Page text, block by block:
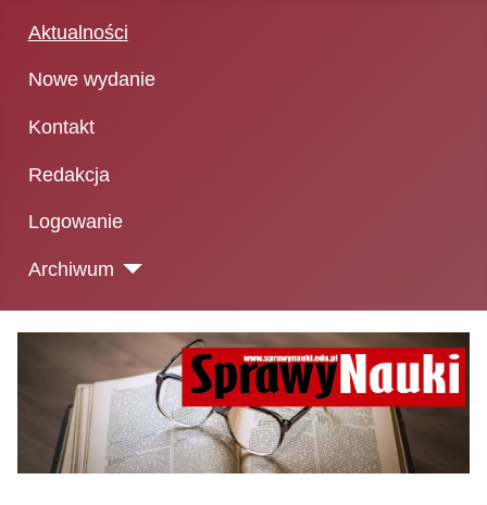
Aktualności
Nowe wydanie
Kontakt
Redakcja
Logowanie
Archiwum